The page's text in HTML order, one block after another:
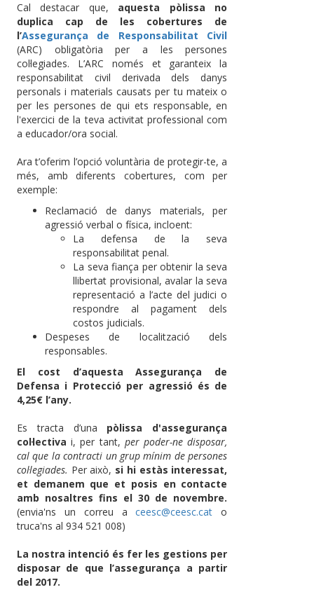
Cal destacar que, aquesta pòlissa no
duplica cap de les cobertures de
l’Assegurança de Responsabilitat Civil
(ARC) obligatòria per a les persones
col·legiades. L’ARC només et garanteix la
responsabilitat civil derivada dels danys
personals i materials causats per tu mateix o
per les persones de qui ets responsable, en
l'exercici de la teva activitat professional com
a educador/ora social.
Ara t’oferim l’opció voluntària de protegir-te, a
més, amb diferents cobertures, com per
exemple:
Reclamació de danys materials, per
agressió verbal o física, incloent:
La defensa de la seva
responsabilitat penal.
La seva fiança per obtenir la seva
llibertat provisional, avalar la seva
representació a l’acte del judici o
respondre al pagament dels
costos judicials.
Despeses de localització dels
responsables.
El cost d’aquesta Assegurança de
Defensa i Protecció per agressió és de
4,25€ l’any.
Es tracta d’una pòlissa d'assegurança
col·lectiva i, per tant, per poder-ne disposar,
cal que la contracti un grup mínim de persones
col·legiades. Per això, si hi estàs interessat,
et demanem que et posis en contacte
amb nosaltres fins el 30 de novembre.
(envia'ns un correu aceesc@ceesc.cat o
truca'ns al 934 521 008)
La nostra intenció és fer les gestions per
disposar de que l’assegurança a partir
del 2017.